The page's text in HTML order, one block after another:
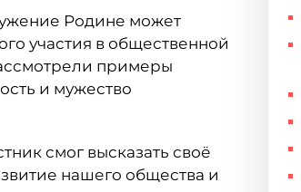
Родине может
участия в общественной
примеры
и мужество
смог высказать своё
нашего общества и